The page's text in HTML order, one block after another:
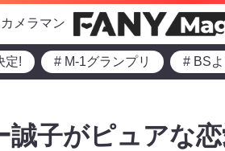
メラマン
定! # M-1グランプリ # BS
誠子がピュアな